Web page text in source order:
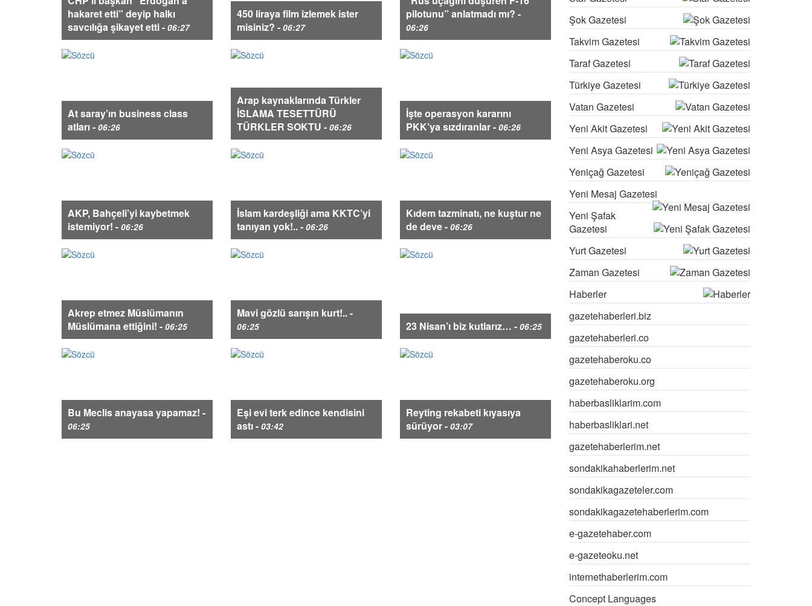
hakaret etti” deyip halkı
savcılığa şikayet etti - 06:27
450 liraya film izlemek ister
misiniz? - 06:27
pilotunu” anlatmadı mı? -
06:26
At saray’ın business class
atları - 06:26
Arap kaynaklarında Türkler
İSLAMA TESETTÜRÜ
TÜRKLER SOKTU - 06:26
İşte operasyon kararını
PKK’ya sızdıranlar - 06:26
AKP, Bahçeli’yi kaybetmek
istemiyor! - 06:26
İslam kardeşliği ama KKTC’yi
tanıyan yok!.. - 06:26
Kıdem tazminatı, ne kuştur ne
de deve - 06:26
Akrep etmez Müslümanın
Müslümana ettiğini! - 06:25
Mavi gözlü sarışın kurt!.. -
06:25 23 Nisan’ı biz kutlarız… - 06:25
Bu Meclis anayasa yapamaz! -
06:25
Eşi evi terk edince kendisini
astı - 03:42
Reyting rekabeti kıyasıya
sürüyor - 03:07
Şok Gazetesi
Takvim Gazetesi
Taraf Gazetesi
Türkiye Gazetesi
Vatan Gazetesi
Yeni Akit Gazetesi
Yeni Asya Gazetesi
Yeniçağ Gazetesi
Yeni Mesaj Gazetesi
Yeni Şafak
Gazetesi
Yurt Gazetesi
Zaman Gazetesi
Haberler
gazetehaberleri.biz
gazetehaberleri.co
gazetehaberoku.co
gazetehaberoku.org
haberbasliklarim.com
haberbasliklari.net
gazetehaberlerim.net
sondakikahaberlerim.net
sondakikagazeteler.com
sondakikagazetehaberlerim.com
e-gazetehaber.com
e-gazeteoku.net
internethaberlerim.com
Concept Languages